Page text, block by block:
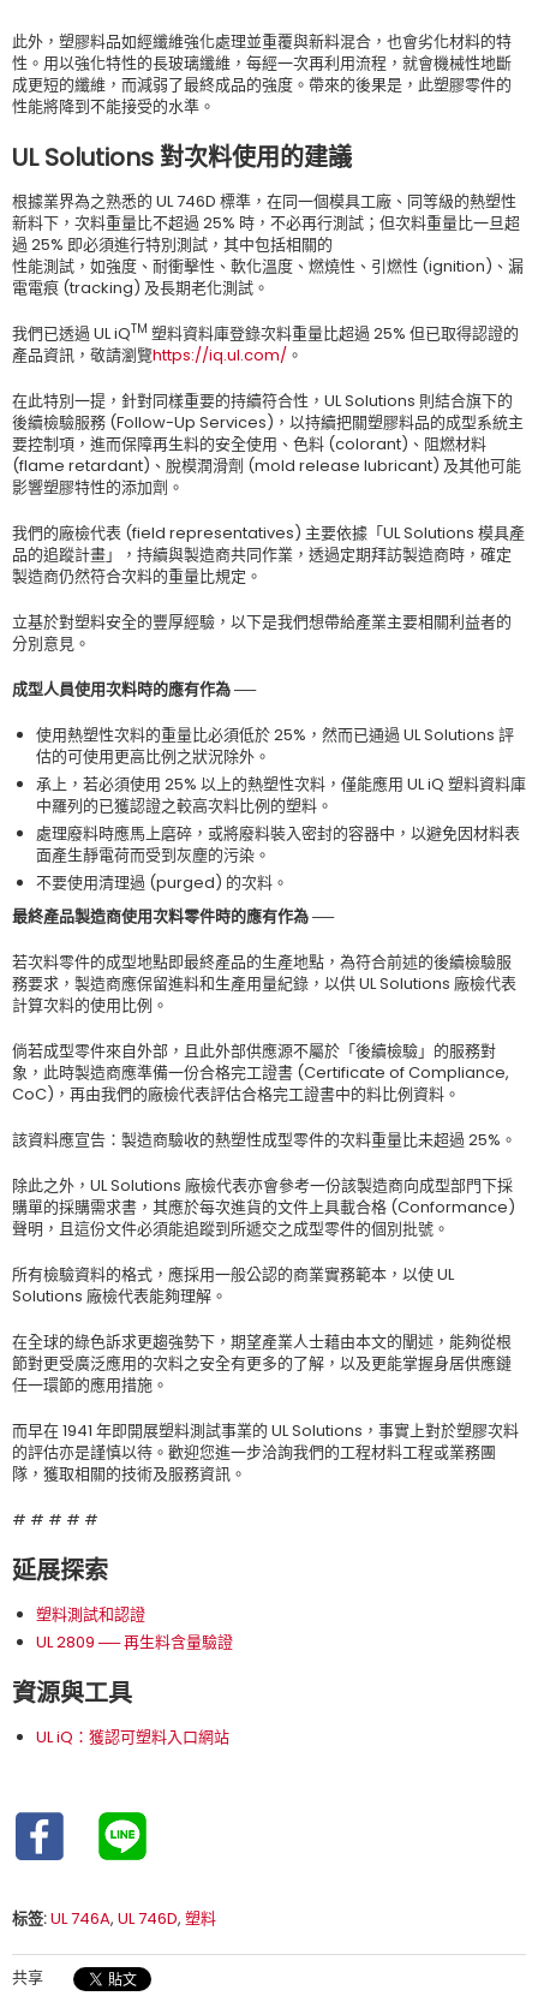
此外，塑膠料品如經纖維強化處理並重覆與新料混合，也會劣化材料的特
性。用以強化特性的長玻璃纖維，每經一次再利用流程，就會機械性地斷
成更短的纖維，而減弱了最終成品的強度。帶來的後果是，此塑膠零件的
性能將降到不能接受的水準。
UL Solutions 對次料使用的建議
根據業界為之熟悉的 UL 746D 標準，在同一個模具工廠、同等級的熱塑性
新料下，次料重量比不超過 25% 時，不必再行測試；但次料重量比一旦超
過 25% 即必須進行特別測試，其中包括相關的
性能測試，如強度、耐衝擊性、軟化溫度、燃燒性、引燃性 (ignition)、漏
電電痕 (tracking) 及長期老化測試。
我們已透過 UL iQTM 塑料資料庫登錄次料重量比超過 25% 但已取得認證的
產品資訊，敬請瀏覽https://iq.ul.com/ 。
在此特別一提，針對同樣重要的持續符合性，UL Solutions 則結合旗下的
後續檢驗服務 (Follow-Up Services)，以持續把關塑膠料品的成型系統主
要控制項，進而保障再生料的安全使用、色料 (colorant)、阻燃材料
(flame retardant)、脫模潤滑劑 (mold release lubricant) 及其他可能
影響塑膠特性的添加劑。
我們的廠檢代表 (field representatives) 主要依據「UL Solutions 模具產
品的追蹤計畫」，持續與製造商共同作業，透過定期拜訪製造商時，確定
製造商仍然符合次料的重量比規定。
立基於對塑料安全的豐厚經驗，以下是我們想帶給產業主要相關利益者的
分別意見。
成型人員使用次料時的應有作為 ──
使用熱塑性次料的重量比必須低於 25%，然而已通過 UL Solutions 評
估的可使用更高比例之狀況除外。
承上，若必須使用 25% 以上的熱塑性次料，僅能應用 UL iQ 塑料資料庫
中羅列的已獲認證之較高次料比例的塑料。
處理廢料時應馬上磨碎，或將廢料裝入密封的容器中，以避免因材料表
面產生靜電荷而受到灰塵的污染。
不要使用清理過 (purged) 的次料。
最終產品製造商使用次料零件時的應有作為 ──
若次料零件的成型地點即最終產品的生產地點，為符合前述的後續檢驗服
務要求，製造商應保留進料和生產用量紀錄，以供 UL Solutions 廠檢代表
計算次料的使用比例。
倘若成型零件來自外部，且此外部供應源不屬於「後續檢驗」的服務對
象，此時製造商應準備一份合格完工證書 (Certificate of Compliance,
CoC)，再由我們的廠檢代表評估合格完工證書中的料比例資料。
該資料應宣告：製造商驗收的熱塑性成型零件的次料重量比未超過 25%。
除此之外，UL Solutions 廠檢代表亦會參考一份該製造商向成型部門下採
購單的採購需求書，其應於每次進貨的文件上具載合格 (Conformance)
聲明，且這份文件必須能追蹤到所遞交之成型零件的個別批號。
所有檢驗資料的格式，應採用一般公認的商業實務範本，以使 UL
Solutions 廠檢代表能夠理解。
在全球的綠色訴求更趨強勢下，期望產業人士藉由本文的闡述，能夠從根
節對更受廣泛應用的次料之安全有更多的了解，以及更能掌握身居供應鏈
任一環節的應用措施。
而早在 1941 年即開展塑料測試事業的 UL Solutions，事實上對於塑膠次料
的評估亦是謹慎以待。歡迎您進一步洽詢我們的工程材料工程或業務團
隊，獲取相關的技術及服務資訊。
# # # # #
延展探索
塑料測試和認證
UL 2809 ── 再生料含量驗證
資源與工具
UL iQ：獲認可塑料入口網站
标签:UL 746A, UL 746D, 塑料
共享